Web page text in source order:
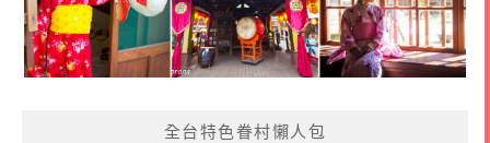
全台特色眷村懶人包